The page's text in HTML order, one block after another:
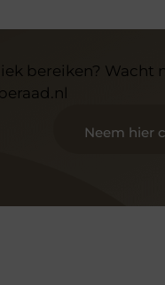
bereiken? Wacht
Neem hier